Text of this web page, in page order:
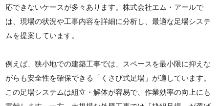
応できないケースが多々あります。株式会社エム・アールで
は、現場の状況や工事内容を詳細に分析し、最適な足場システ
ムを提案しています。
例えば、狭小地での建築工事では、スペースを最小限に抑えな
がらも安全性を確保できる「くさび式足場」が適しています。
この足場システムは組立・解体が容易で、作業効率の向上にも